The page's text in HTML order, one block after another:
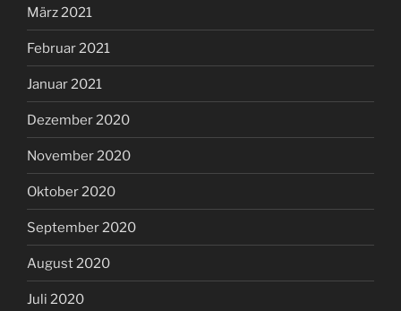
März 2021
Februar 2021
Januar 2021
Dezember 2020
November 2020
Oktober 2020
September 2020
August 2020
Juli 2020